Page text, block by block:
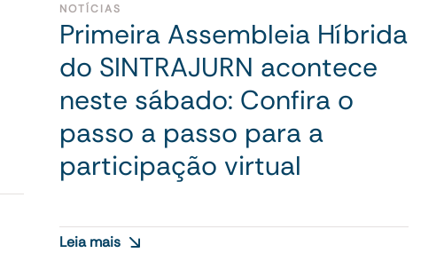
NOTÍCIAS
Primeira Assembleia Híbrida
do SINTRAJURN acontece
neste sábado: Confira o
passo a passo para a
participação virtual
Leia mais